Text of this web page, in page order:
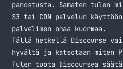
panostusta. Samaten tulen
S3 tai CDN palvelun
palvelimen omaa kuormaa.
Tällä hetkellä Discourse
hyvältä ja katsotaan miten
Tulen tuota Discoursea